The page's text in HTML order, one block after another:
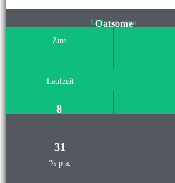
Unternehmen
Oatsome
Zins
Laufzeit
8
31
% p.a.